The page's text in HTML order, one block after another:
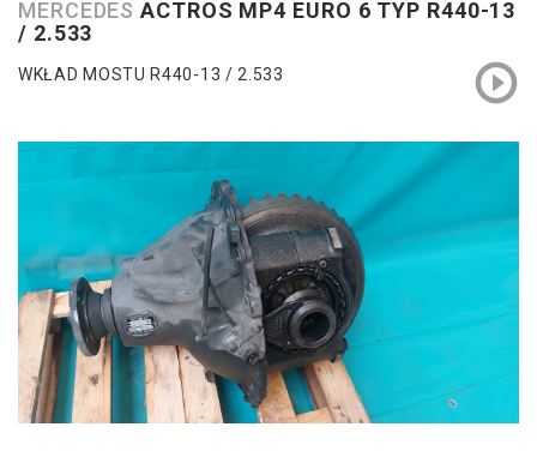
MERCEDESACTROS MP4 EURO 6 TYP R440-13
/ 2.533
WKŁAD MOSTU R440-13 / 2.533